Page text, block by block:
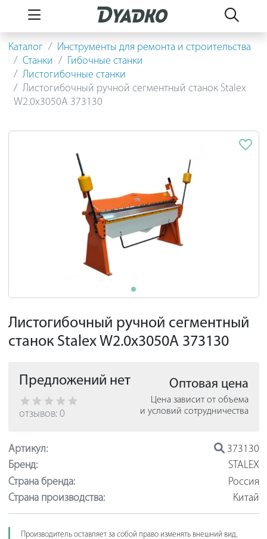
Каталог
Инструменты для ремонта и строительства
Станки
Гибочные станки
Листогибочные станки
Листогибочный ручной сегментный станок Stalex
W2.0x3050A 373130
Листогибочный ручной сегментный
станок Stalex W2.0x3050A 373130
Предложений нет
отзывов: 0
Оптовая цена
Цена зависит от объема
и условий сотрудничества
Артикул:
373130
Бренд:
STALEX
Страна бренда:
Россия
Страна производства:
Китай
Производитель оставляет за собой право изменять внешний вид,